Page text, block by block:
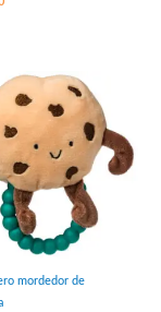
mordedor de